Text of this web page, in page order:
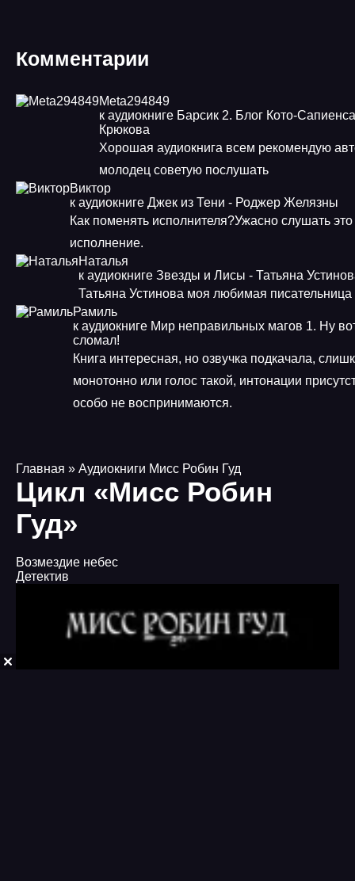
Комментарии
Meta294849
к аудиокниге Барсик 2. Блог Кото-
Крюкова
Хорошая аудиокнига всем рекомендую
молодец советую послушать
Виктор
к аудиокниге Джек из Тени - Роджер Желязны
Как поменять исполнителя?Ужасно слушать это
исполнение.
Наталья
к аудиокниге Звезды и Лисы - Татьяна
Татьяна Устинова моя любимая писательница
Рамиль
к аудиокниге Мир неправильных магов 1. Ну
сломал!
Книга интересная, но озвучка подкачала,
монотонно или голос такой, интонации
особо не воспринимаются.
Главная » Аудиокниги Мисс Робин Гуд
Цикл «Мисс Робин
Гуд»
Возмездие небес
Детектив